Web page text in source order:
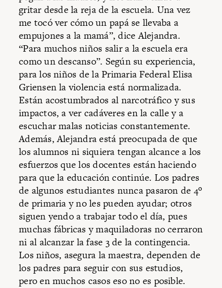
gritar desde la reja de la escuela. Una vez
me tocó ver cómo un papá se llevaba a
empujones a la mamá”, dice Alejandra.
“Para muchos niños salir a la escuela era
como un descanso”. Según su experiencia,
para los niños de la Primaria Federal Elisa
Griensen la violencia está normalizada.
Están acostumbrados al narcotráfico y sus
impactos, a ver cadáveres en la calle y a
escuchar malas noticias constantemente.
Además, Alejandra está preocupada de que
los alumnos ni siquiera tengan alcance a los
esfuerzos que los docentes están haciendo
para que la educación continúe. Los padres
de algunos estudiantes nunca pasaron de 4º
de primaria y no les pueden ayudar; otros
siguen yendo a trabajar todo el día, pues
muchas fábricas y maquiladoras no cerraron
ni al alcanzar la fase 3 de la contingencia.
Los niños, asegura la maestra, dependen de
los padres para seguir con sus estudios,
pero en muchos casos eso no es posible.